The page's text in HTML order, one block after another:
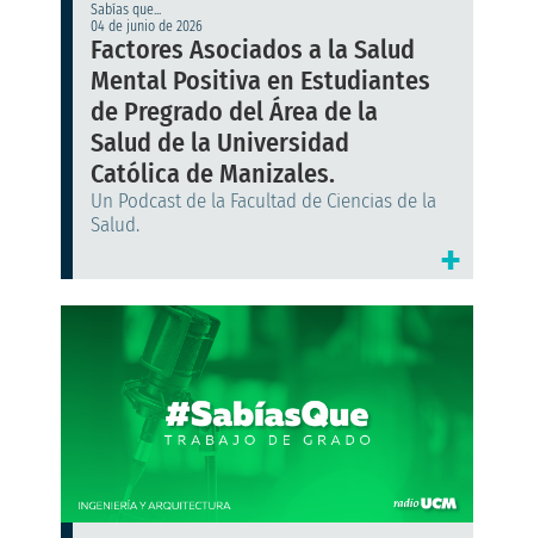
Sabías que...
04 de junio de 2026
Factores Asociados a la Salud
Mental Positiva en Estudiantes
de Pregrado del Área de la
Salud de la Universidad
Católica de Manizales.
Un Podcast de la Facultad de Ciencias de la
Salud.
+